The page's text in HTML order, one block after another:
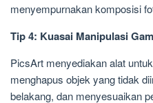
menyempurnakan komposisi
Tip 4: Kuasai Manipulasi
PicsArt menyediakan alat
menghapus objek yang tidak
belakang, dan menyesuaikan